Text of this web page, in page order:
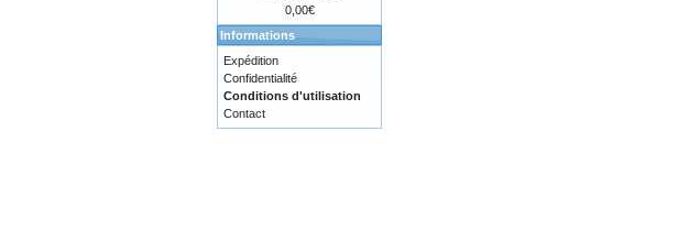
0,00€
Informations
Expédition
Confidentialité
Conditions d'utilisation
Contact